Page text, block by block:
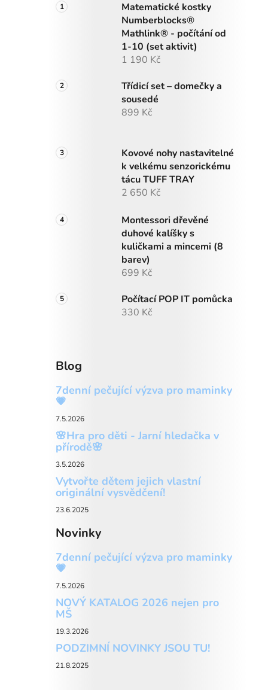
Matematické kostky
Numberblocks®
Mathlink® - počítání od
1-10 (set aktivit)
1 190 Kč
Třídicí set – domečky a
sousedé
899 Kč
Kovové nohy nastavitelné
k velkému senzorickému
tácu TUFF TRAY
2 650 Kč
Montessori dřevěné
duhové kalíšky s
kuličkami a mincemi (8
barev)
699 Kč
Počítací POP IT pomůcka
330 Kč
Blog
7denní pečující výzva pro maminky
💗
7.5.2026
🌸Hra pro děti - Jarní hledačka v
přírodě🌸
3.5.2026
Vytvořte dětem jejich vlastní
originální vysvědčení!
23.6.2025
Novinky
7denní pečující výzva pro maminky
💗
7.5.2026
NOVÝ KATALOG 2026 nejen pro
MŠ
19.3.2026
PODZIMNÍ NOVINKY JSOU TU!
21.8.2025